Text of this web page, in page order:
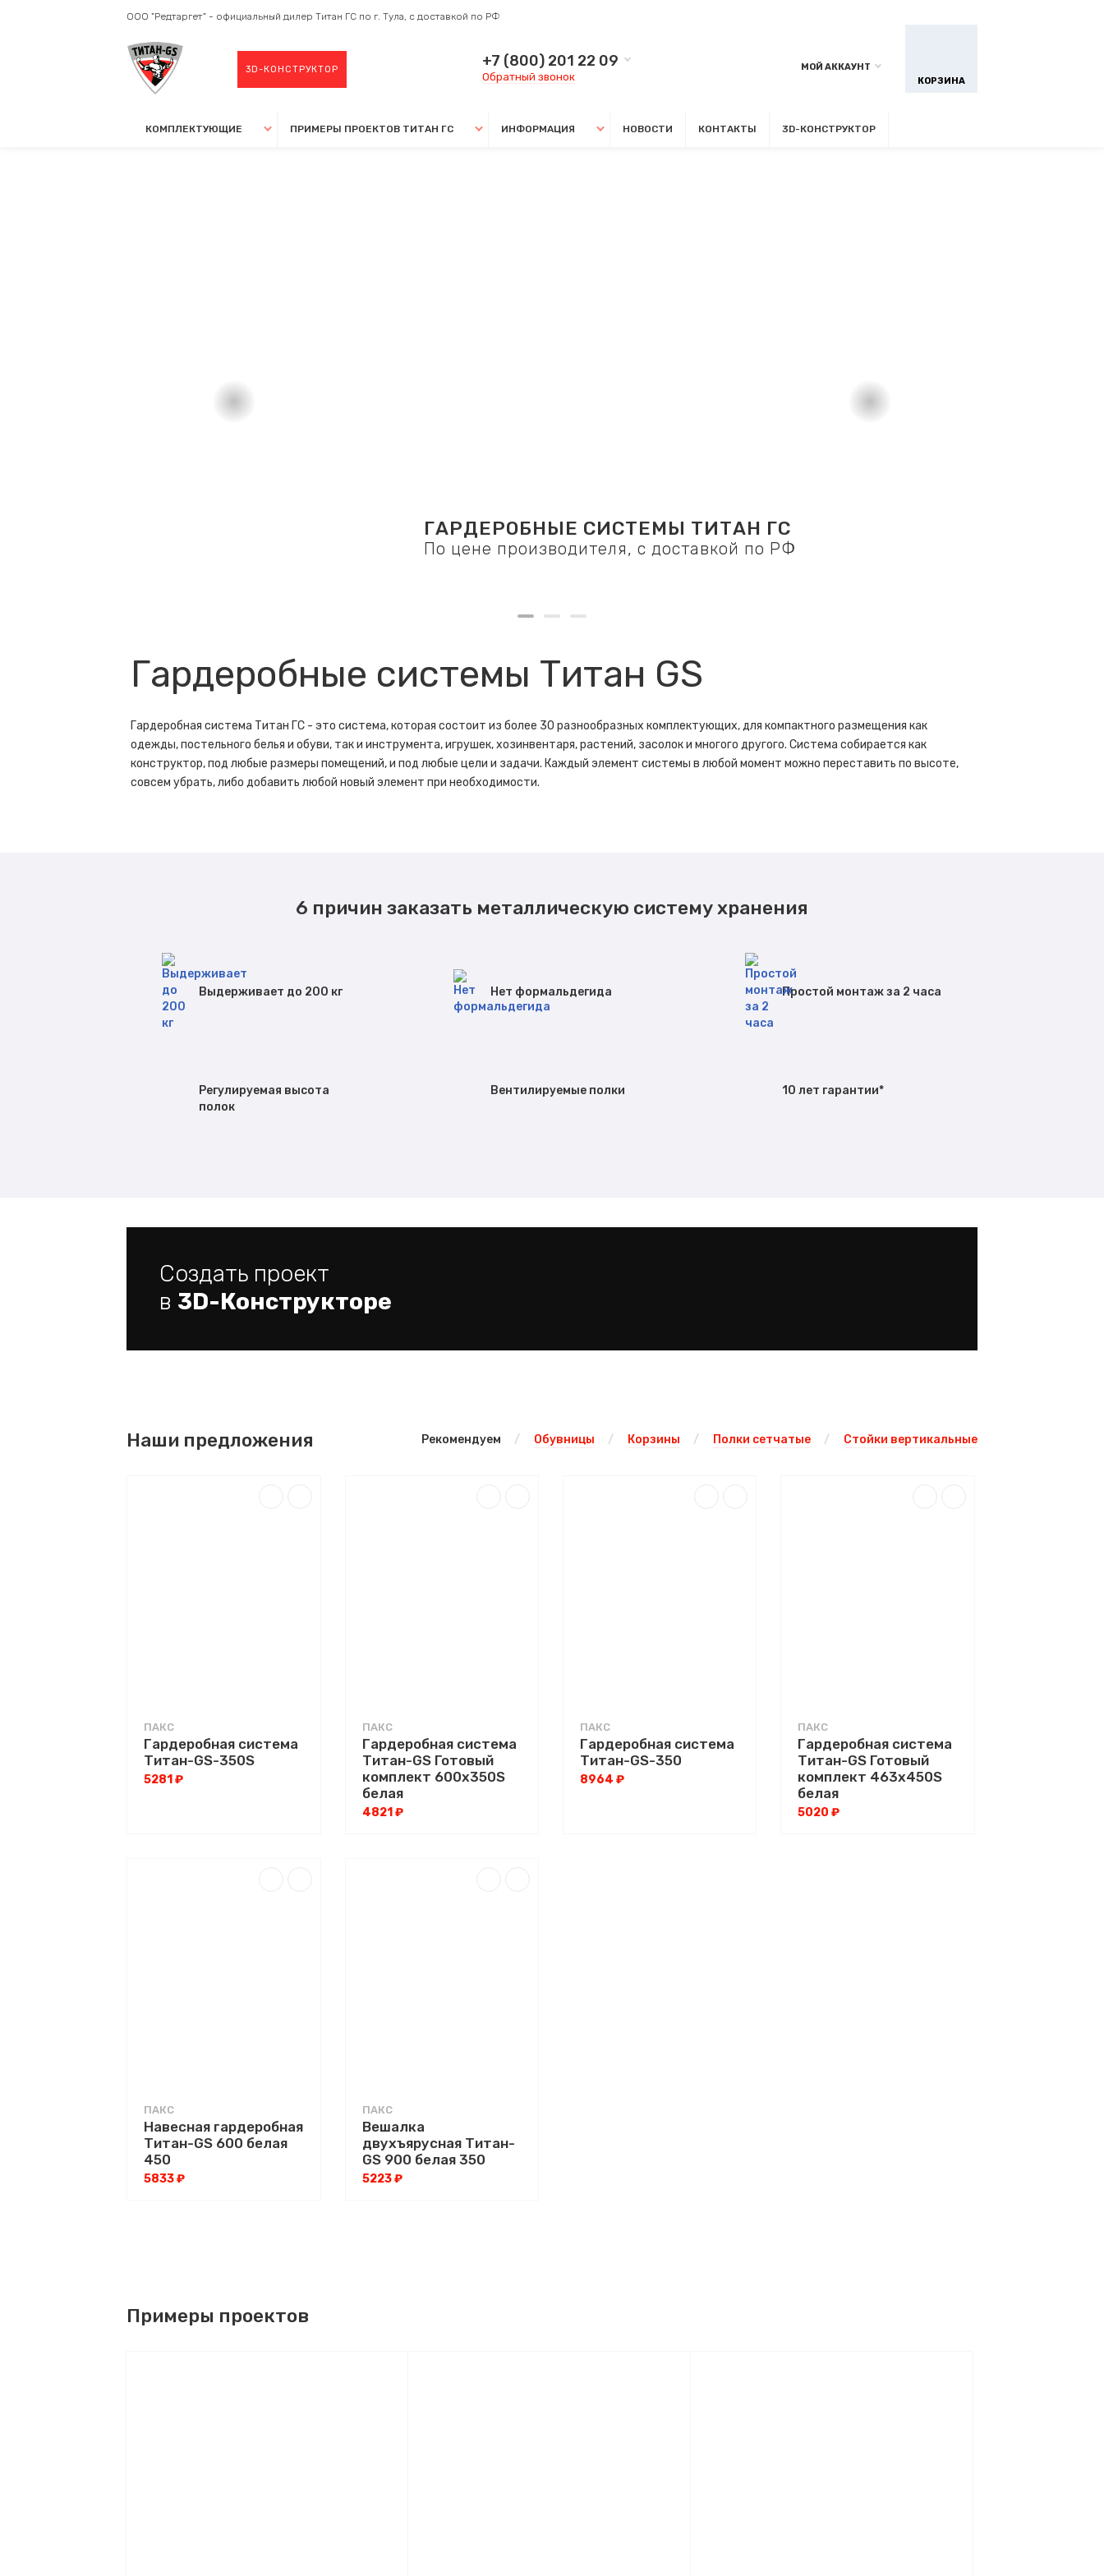
ООО "Редтаргет" - официальный дилер Титан ГС по г. Тула, с доставкой по РФ
3D-КОНСТРУКТОР +7 (800) 201 22 09
Обратный звонок
МОЙ АККАУНТ
КОРЗИНА
КОМПЛЕКТУЮЩИЕ ПРИМЕРЫ ПРОЕКТОВ ТИТАН ГС ИНФОРМАЦИЯ НОВОСТИ КОНТАКТЫ 3D-КОНСТРУКТОР
ГАРДЕРОБНЫЕ СИСТЕМЫ ТИТАН ГС
По цене производителя, с доставкой по РФ
Гардеробные системы Титан GS
Гардеробная система Титан ГС - это система, которая состоит из более 30 разнообразных комплектующих, для компактного размещения как
одежды, постельного белья и обуви, так и инструмента, игрушек, хозинвентаря, растений, засолок и многого другого. Система собирается как
конструктор, под любые размеры помещений, и под любые цели и задачи. Каждый элемент системы в любой момент можно переставить по высоте,
совсем убрать, либо добавить любой новый элемент при необходимости.
6 причин заказать металлическую систему хранения
Выдерживает до 200 кг Нет формальдегида Простой монтаж за 2 часа
Регулируемая высота
полок
Вентилируемые полки 10 лет гарантии*
Создать проект
в 3D-Конструкторе
Наши предложения Рекомендуем Обувницы Корзины Полки сетчатые Стойки вертикальные
ПАКС
Гардеробная система
Титан-GS-350S
5281 ₽
ПАКС
Гардеробная система
Титан-GS Готовый
комплект 600х350S
белая
4821 ₽
ПАКС
Гардеробная система
Титан-GS-350
8964 ₽
ПАКС
Гардеробная система
Титан-GS Готовый
комплект 463х450S
белая
5020 ₽
ПАКС
Навесная гардеробная
Титан-GS 600 белая
450
5833 ₽
ПАКС
Вешалка
двухъярусная Титан-
GS 900 белая 350
5223 ₽
Примеры проектов